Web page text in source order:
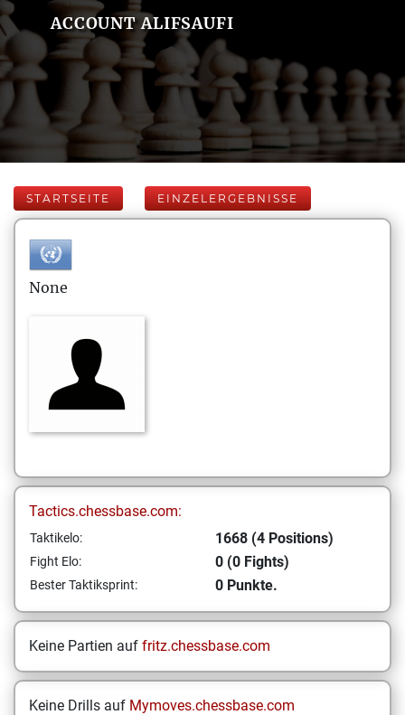
ACCOUNT ALIFSAUFI
STARTSEITE EINZELERGEBNISSE
None
Tactics.chessbase.com:
Taktikelo: 1668 (4 Positions)
Fight Elo: 0 (0 Fights)
Bester Taktiksprint: 0 Punkte.
Keine Partien auf fritz.chessbase.com
Keine Drills auf Mymoves.chessbase.com